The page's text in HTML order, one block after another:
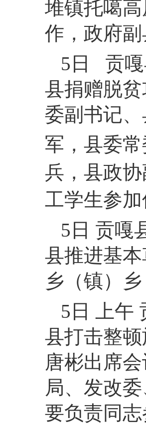
堆镇托噶
作，政府
5日 贡嘎
县捐赠脱
委副书记
军，县委
兵，县政
工学生参
5日 贡嘎
县推进基
乡（镇）
5日 上午
县打击整
唐彬出席
局、发改
要负责同